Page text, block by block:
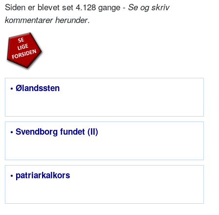
Siden er blevet set 4.128 gange - Se og skriv
kommentarer herunder.
• Ølandssten
• Svendborg fundet (II)
• patriarkalkors